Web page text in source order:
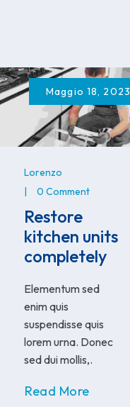
Maggio 18, 2023
Lorenzo
0 Comment
Restore
kitchen units
completely
Elementum sed
enim quis
suspendisse quis
lorem urna. Donec
sed dui mollis,.
Read More